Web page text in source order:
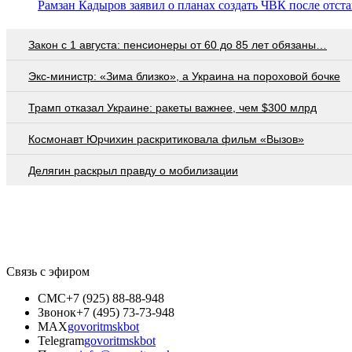
Рамзан Кадыров заявил о планах создать ЧВК после
Закон с 1 августа: пенсионеры от 60 до 85 лет обязаны…
Экс-министр: «Зима близко», а Украина на пороховой бочке
Трамп отказал Украине: ракеты важнее, чем $300 млрд
Космонавт Юрчихин раскритиковала фильм «Вызов»
Делягин раскрыл правду о мобилизации
Связь с эфиром
СМС+7 (925) 88-88-948
Звонок+7 (495) 73-73-948
MAXgovoritmskbot
Telegramgovoritmskbot